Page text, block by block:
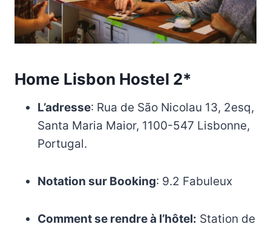
Home Lisbon Hostel 2*
L’adresse: Rua de São Nicolau 13, 2esq,
Santa Maria Maior, 1100-547 Lisbonne,
Portugal.
Notation sur Booking: 9.2 Fabuleux
Comment se rendre à l’hôtel: Station de